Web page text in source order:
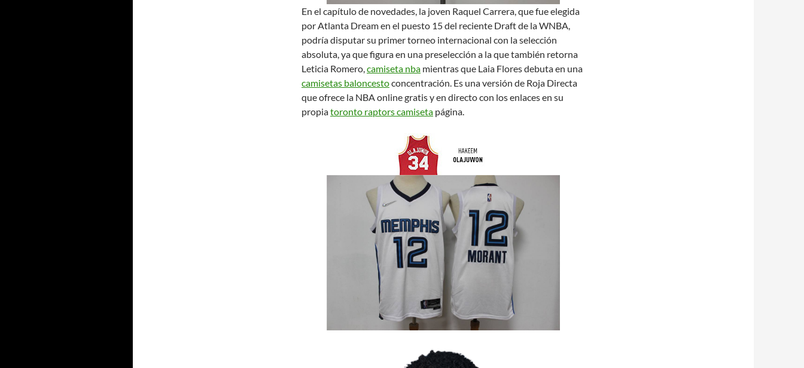
En el capítulo de novedades, la joven Raquel Carrera, que fue elegida
por Atlanta Dream en el puesto 15 del reciente Draft de la WNBA,
podría disputar su primer torneo internacional con la selección
absoluta, ya que figura en una preselección a la que también retorna
Leticia Romero,camiseta nba mientras que Laia Flores debuta en una
camisetas baloncestoconcentración. Es una versión de Roja Directa
que ofrece la NBA online gratis y en directo con los enlaces en su
propiatoronto raptors camiseta página.